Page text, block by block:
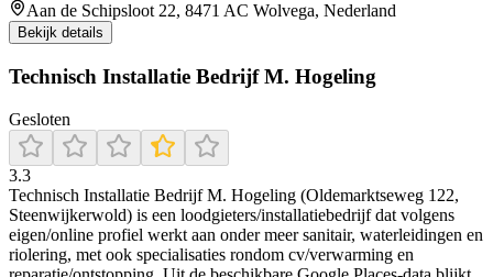
Aan de Schipsloot 22, 8471 AC Wolvega, Nederland
Bekijk details
Technisch Installatie Bedrijf M. Hogeling
Gesloten
3.3
Technisch Installatie Bedrijf M. Hogeling (Oldemarktseweg 122,
Steenwijkerwold) is een loodgieters/installatiebedrijf dat volgens
eigen/online profiel werkt aan onder meer sanitair, waterleidingen en
riolering, met ook specialisaties rondom cv/verwarming en